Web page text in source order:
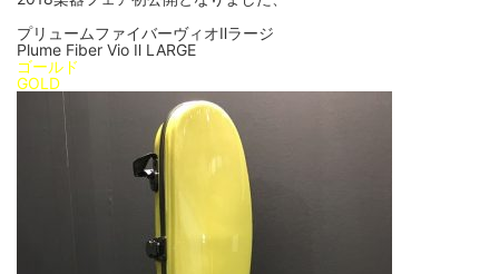
プリュームファイバーヴィオⅡラージ
Plume Fiber Vio Ⅱ LARGE
ゴールド
GOLD